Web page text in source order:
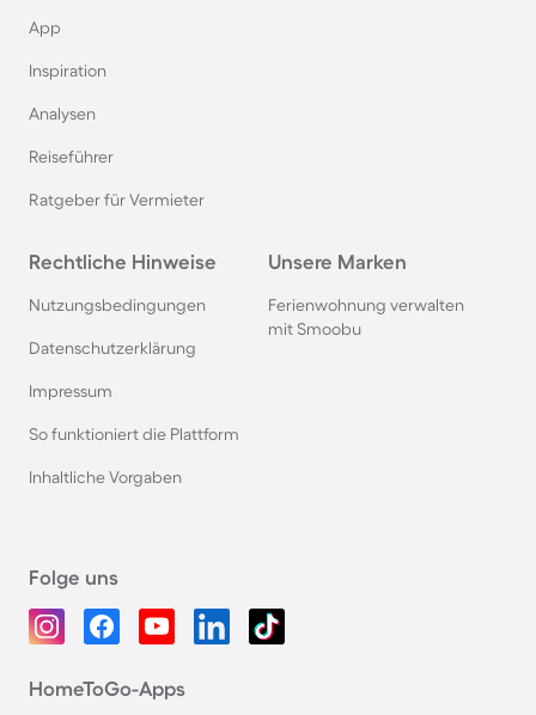
App
Inspiration
Analysen
Reiseführer
Ratgeber für Vermieter
Rechtliche Hinweise
Nutzungsbedingungen
Datenschutzerklärung
Impressum
So funktioniert die Plattform
Inhaltliche Vorgaben
Unsere Marken
Ferienwohnung verwalten
mit Smoobu
Folge uns
HomeToGo-Apps